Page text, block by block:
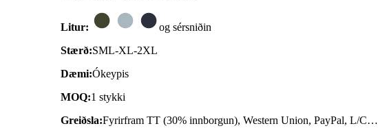
Litur:
og sérsniðin
Stærð:SML-XL-2XL
Dæmi:Ókeypis
MOQ:1 stykki
Greiðsla:Fyrirfram TT (30% innborgun), Western Union, PayPal, L/C…